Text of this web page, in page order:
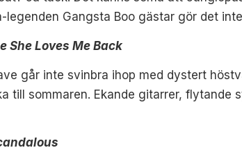
legenden Gangsta Boo gästar gör det
She Loves Me Back
går inte svinbra ihop med dystert
till sommaren. Ekande gitarrer,